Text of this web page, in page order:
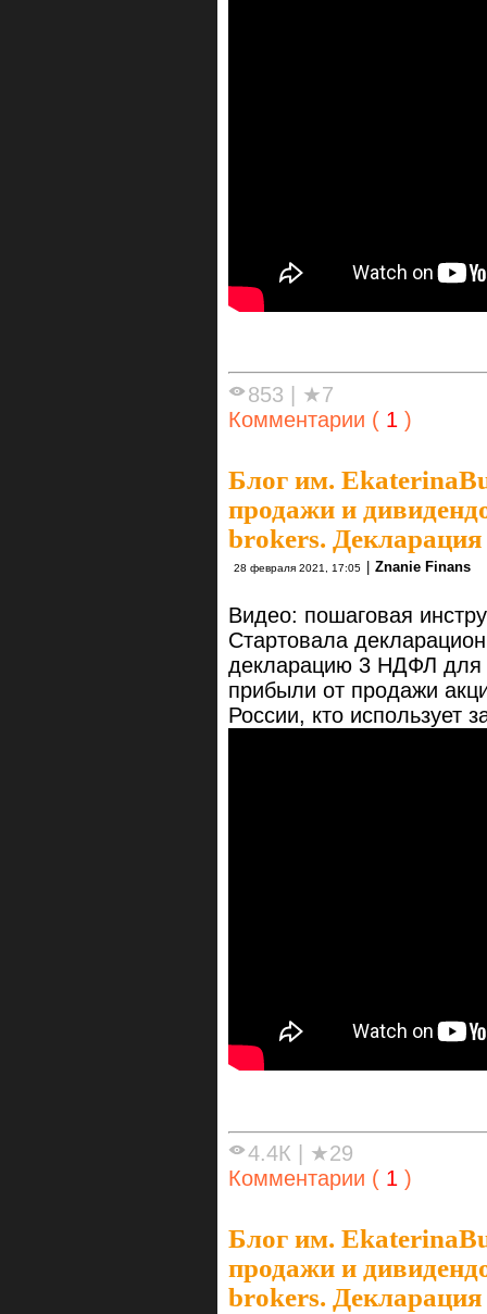
853
★7
Комментарии ( 1 )
Блог им.
продажи и
brokers.
28 февраля 2021, 17:05 Znanie Finans
Видео: пошаговая
Стартовала
декларацию 3 НДФЛ для
прибыли от продажи
России, кто использует
4.4К
★29
Комментарии ( 1 )
Блог им.
продажи и
brokers.